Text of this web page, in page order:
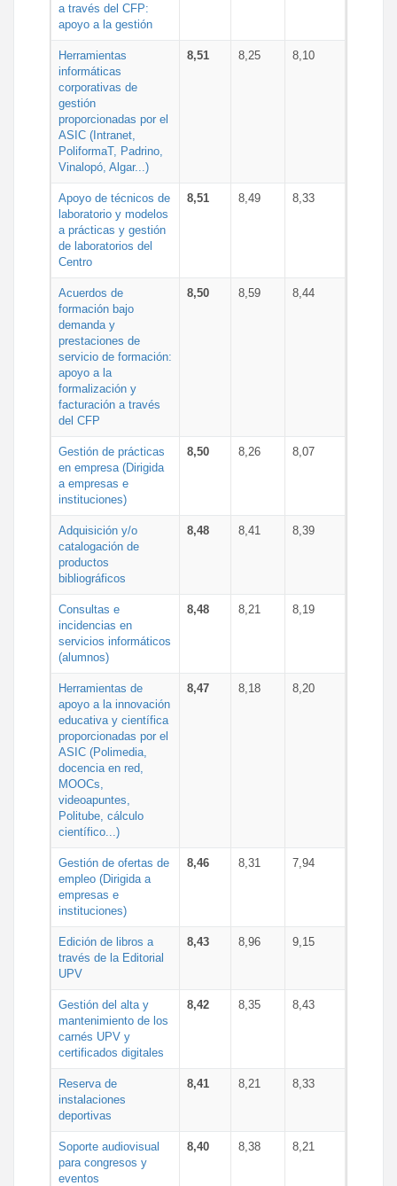
a través del CFP:
apoyo a la gestión
Herramientas
informáticas
corporativas de
gestión
proporcionadas por el
ASIC (Intranet,
PoliformaT, Padrino,
Vinalopó, Algar...)
8,51 8,25 8,10
Apoyo de técnicos de
laboratorio y modelos
a prácticas y gestión
de laboratorios del
Centro
8,51 8,49 8,33
Acuerdos de
formación bajo
demanda y
prestaciones de
servicio de formación:
apoyo a la
formalización y
facturación a través
del CFP
8,50 8,59 8,44
Gestión de prácticas
en empresa (Dirigida
a empresas e
instituciones)
8,50 8,26 8,07
Adquisición y/o
catalogación de
productos
bibliográficos
8,48 8,41 8,39
Consultas e
incidencias en
servicios informáticos
(alumnos)
8,48 8,21 8,19
Herramientas de
apoyo a la innovación
educativa y científica
proporcionadas por el
ASIC (Polimedia,
docencia en red,
MOOCs,
videoapuntes,
Politube, cálculo
científico...)
8,47 8,18 8,20
Gestión de ofertas de
empleo (Dirigida a
empresas e
instituciones)
8,46 8,31 7,94
Edición de libros a
través de la Editorial
UPV
8,43 8,96 9,15
Gestión del alta y
mantenimiento de los
carnés UPV y
certificados digitales
8,42 8,35 8,43
Reserva de
instalaciones
deportivas
8,41 8,21 8,33
Soporte audiovisual
para congresos y
eventos
8,40 8,38 8,21